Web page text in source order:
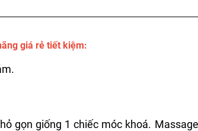
giá rẻ tiết kiệm:
gọn giống 1 chiếc móc khoá.